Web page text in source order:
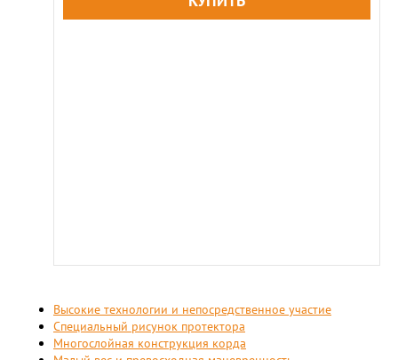
Высокие технологии и непосредственное участие
Специальный рисунок протектора
Многослойная конструкция корда